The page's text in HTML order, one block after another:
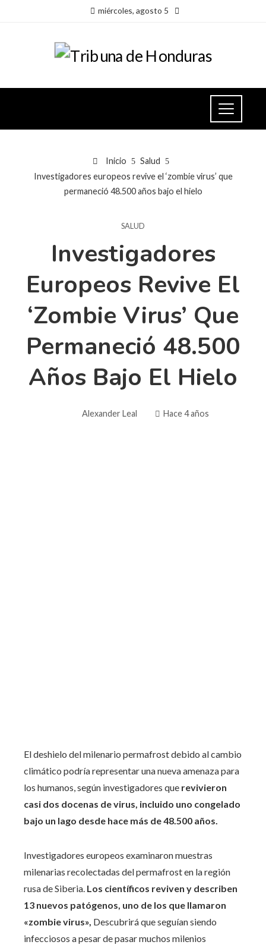
miércoles, agosto 5
Inicio
Salud
Investigadores europeos revive el ‘zombie virus’ que
permaneció 48.500 años bajo el hielo
SALUD
Investigadores
Europeos Revive El
‘zombie Virus’ Que
Permaneció 48.500
Años Bajo El Hielo
Alexander Leal Hace 4 años
El deshielo del milenario permafrost debido al cambio
climático podría representar una nueva amenaza para
los humanos, según investigadores que revivieron
casi dos docenas de virus, incluido uno congelado
bajo un lago desde hace más de 48.500 años.
Investigadores europeos examinaron muestras
milenarias recolectadas del permafrost en la región
rusa de Siberia. Los científicos reviven y describen
13 nuevos patógenos, uno de los que llamaron
«zombie virus», Descubrirá que seguían siendo
infecciosos a pesar de pasar muchos milenios